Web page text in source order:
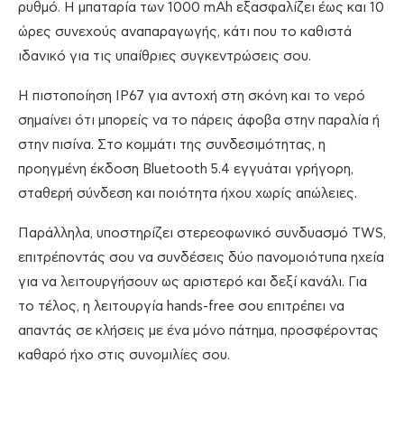
ρυθμό. Η μπαταρία των 1000 mAh εξασφαλίζει έως και 10
ώρες συνεχούς αναπαραγωγής, κάτι που το καθιστά
ιδανικό για τις υπαίθριες συγκεντρώσεις σου.
Η πιστοποίηση IP67 για αντοχή στη σκόνη και το νερό
σημαίνει ότι μπορείς να το πάρεις άφοβα στην παραλία ή
στην πισίνα. Στο κομμάτι της συνδεσιμότητας, η
προηγμένη έκδοση Bluetooth 5.4 εγγυάται γρήγορη,
σταθερή σύνδεση και ποιότητα ήχου χωρίς απώλειες.
Παράλληλα, υποστηρίζει στερεοφωνικό συνδυασμό TWS,
επιτρέποντάς σου να συνδέσεις δύο πανομοιότυπα ηχεία
για να λειτουργήσουν ως αριστερό και δεξί κανάλι. Για
το τέλος, η λειτουργία hands-free σου επιτρέπει να
απαντάς σε κλήσεις με ένα μόνο πάτημα, προσφέροντας
καθαρό ήχο στις συνομιλίες σου.